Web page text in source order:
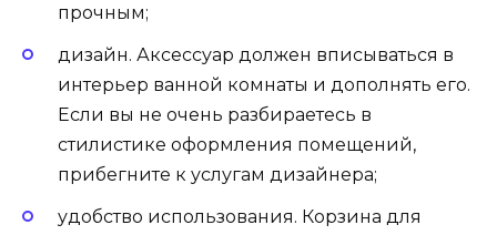
прочным;
дизайн. Аксессуар должен вписываться в
интерьер ванной комнаты и дополнять его.
Если вы не очень разбираетесь в
стилистике оформления помещений,
прибегните к услугам дизайнера;
удобство использования. Корзина для